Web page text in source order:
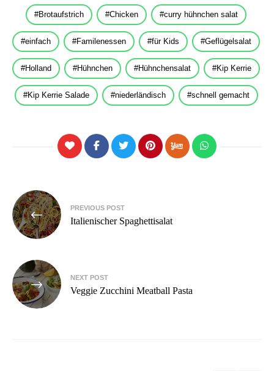
Brotaufstrich Chicken curry hühnchen salat
einfach Familenessen für Kids Geflügelsalat
Holland Hühnchen Hühnchensalat Kip Kerrie
Kip Kerrie Salade niederländisch schnell gemacht
Beitragsnavigation
PREVIOUS POST
Italienischer Spaghettisalat
NEXT POST
Veggie Zucchini Meatball Pasta